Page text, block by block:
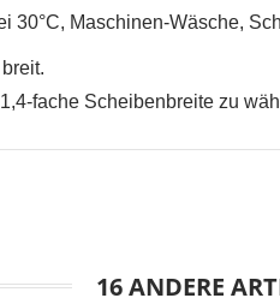
30°C, Maschinen-Wäsche,
fache Scheibenbreite zu
16 ANDERE